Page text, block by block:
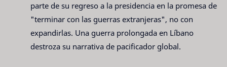
parte de su regreso a la presidencia en la promesa de
"terminar con las guerras extranjeras", no con
expandirlas. Una guerra prolongada en Líbano
destroza su narrativa de pacificador global.